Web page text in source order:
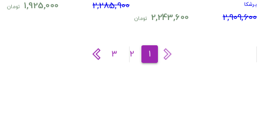
برشکا
2,909,600
2,243,600 تومان
2,285,900
1,925,000 تومان
1
2
3